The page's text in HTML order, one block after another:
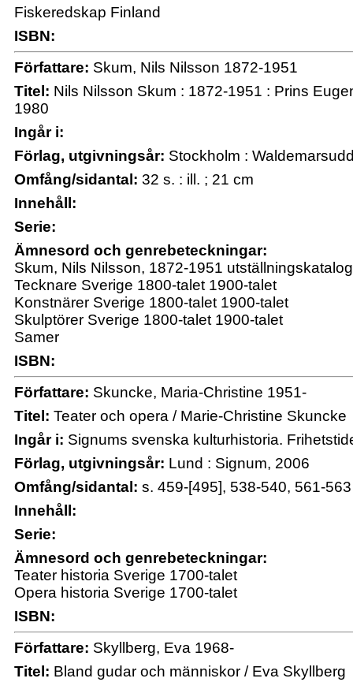
Fiskeredskap Finland
ISBN:
Författare: Skum, Nils Nilsson 1872-1951
Titel: Nils Nilsson Skum : 1872-1951 : Prins
1980
Ingår i:
Förlag, utgivningsår: Stockholm :
Omfång/sidantal: 32 s. : ill. ; 21 cm
Innehåll:
Serie:
Ämnesord och genrebeteckningar:
Skum, Nils Nilsson, 1872-1951
Tecknare Sverige 1800-talet 1900-talet
Konstnärer Sverige 1800-talet 1900-talet
Skulptörer Sverige 1800-talet 1900-talet
Samer
ISBN:
Författare: Skuncke, Maria-Christine 1951-
Titel: Teater och opera / Marie-Christine Skuncke
Ingår i: Signums svenska kulturhistoria.
Förlag, utgivningsår: Lund : Signum, 2006
Omfång/sidantal: s. 459-[495], 538-540, 561-563
Innehåll:
Serie:
Ämnesord och genrebeteckningar:
Teater historia Sverige 1700-talet
Opera historia Sverige 1700-talet
ISBN:
Författare: Skyllberg, Eva 1968-
Titel: Bland gudar och människor / Eva Skyllberg